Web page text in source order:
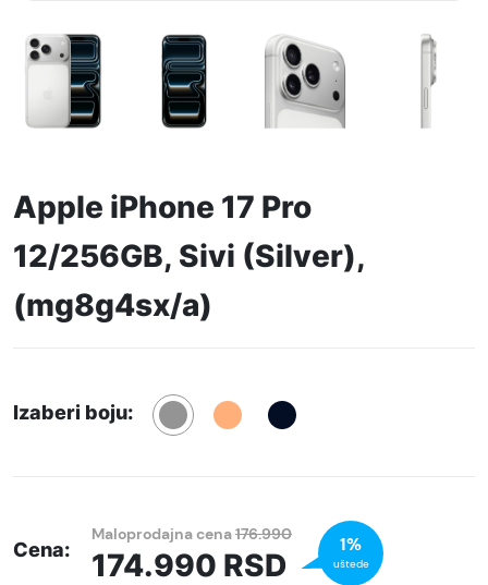
Apple iPhone 17 Pro
12/256GB, Sivi (Silver),
(mg8g4sx/a)
Izaberi boju:
Cena:
Maloprodajna cena176.990
174.990 RSD
1%
uštede